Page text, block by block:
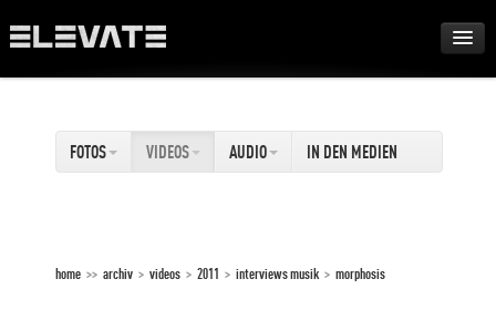
AWARDS
FOTOS VIDEOS AUDIO IN DEN MEDIEN
home >> archiv > videos > 2011 > interviews musik > morphosis